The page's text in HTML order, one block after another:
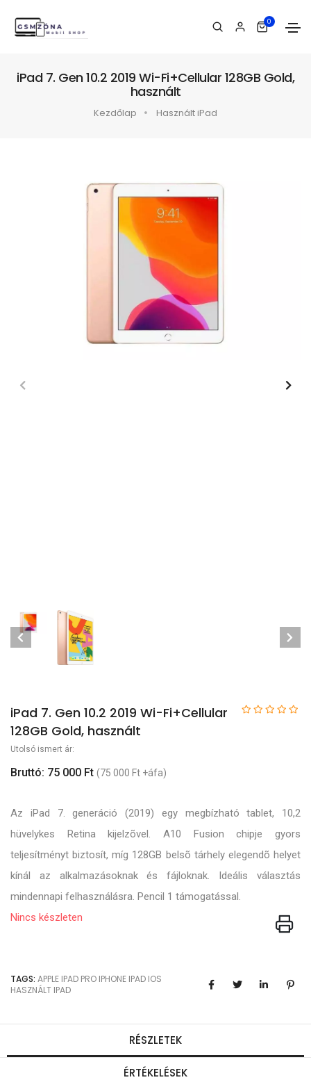
0
iPad 7. Gen 10.2 2019 Wi-Fi+Cellular 128GB Gold,
használt
Kezdőlap Használt iPad
iPad 7. Gen 10.2 2019 Wi-Fi+Cellular
128GB Gold, használt
Utolsó ismert ár:
Bruttó: 75 000 Ft (75 000 Ft +áfa)
Az iPad 7. generáció (2019) egy megbízható tablet, 10,2
hüvelykes Retina kijelzõvel. A10 Fusion chipje gyors
teljesítményt biztosít, míg 128GB belsõ tárhely elegendõ helyet
kínál az alkalmazásoknak és fájloknak. Ideális választás
mindennapi felhasználásra. Pencil 1 támogatással.
Nincs készleten
TAGS: APPLE IPAD PRO IPHONE IPAD IOS
HASZNÁLT IPAD
RÉSZLETEK
ÉRTÉKELÉSEK